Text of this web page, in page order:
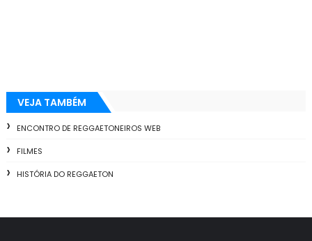
VEJA TAMBÉM
ENCONTRO DE REGGAETONEIROS WEB
FILMES
HISTÓRIA DO REGGAETON